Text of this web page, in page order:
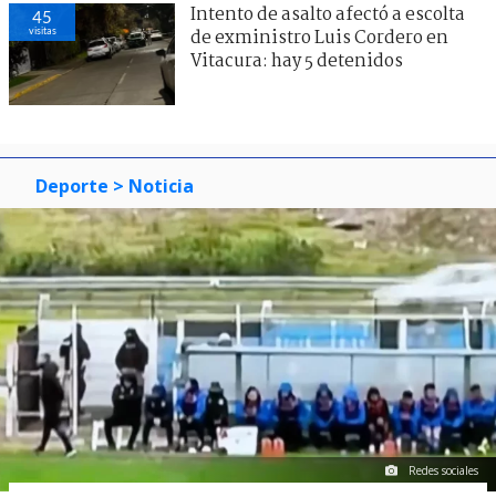
45
visitas
Intento de asalto afectó a escolta
de exministro Luis Cordero en
Vitacura: hay 5 detenidos
Deporte > Noticia
Redes sociales